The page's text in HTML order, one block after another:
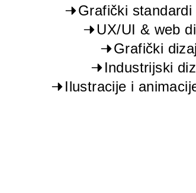
Grafički standardi
UX/UI & web
Grafički
Industrijski
Ilustracije i